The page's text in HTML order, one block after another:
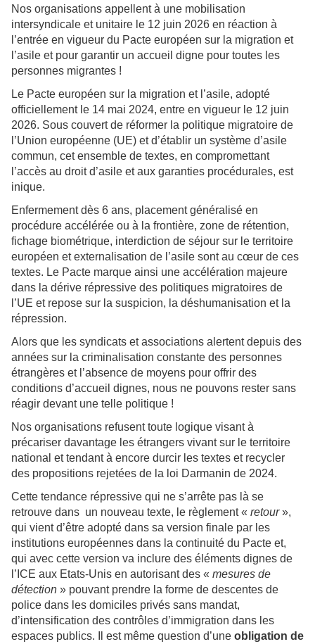
Nos organisations appellent à une mobilisation
intersyndicale et unitaire le 12 juin 2026 en réaction à
l’entrée en vigueur du Pacte européen sur la migration et
l’asile et pour garantir un accueil digne pour toutes les
personnes migrantes !
Le Pacte européen sur la migration et l’asile, adopté
officiellement le 14 mai 2024, entre en vigueur le 12 juin
2026. Sous couvert de réformer la politique migratoire de
l’Union européenne (UE) et d’établir un système d’asile
commun, cet ensemble de textes, en compromettant
l’accès au droit d’asile et aux garanties procédurales, est
inique.
Enfermement dès 6 ans, placement généralisé en
procédure accélérée ou à la frontière, zone de rétention,
fichage biométrique, interdiction de séjour sur le territoire
européen et externalisation de l’asile sont au cœur de ces
textes. Le Pacte marque ainsi une accélération majeure
dans la dérive répressive des politiques migratoires de
l’UE et repose sur la suspicion, la déshumanisation et la
répression.
Alors que les syndicats et associations alertent depuis des
années sur la criminalisation constante des personnes
étrangères et l’absence de moyens pour offrir des
conditions d’accueil dignes, nous ne pouvons rester sans
réagir devant une telle politique !
Nos organisations refusent toute logique visant à
précariser davantage les étrangers vivant sur le territoire
national et tendant à encore durcir les textes et recycler
des propositions rejetées de la loi Darmanin de 2024.
Cette tendance répressive qui ne s’arrête pas là se
retrouve dans un nouveau texte, le règlement « retour»,
qui vient d’être adopté dans sa version finale par les
institutions européennes dans la continuité du Pacte et,
qui avec cette version va inclure des éléments dignes de
l’ICE aux Etats-Unis en autorisant des « mesures de
détection » pouvant prendre la forme de descentes de
police dans les domiciles privés sans mandat,
d’intensification des contrôles d’immigration dans les
espaces publics. Il est même question d’une obligation de